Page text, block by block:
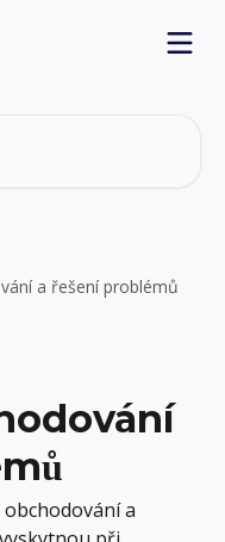
a řešení problémů
a